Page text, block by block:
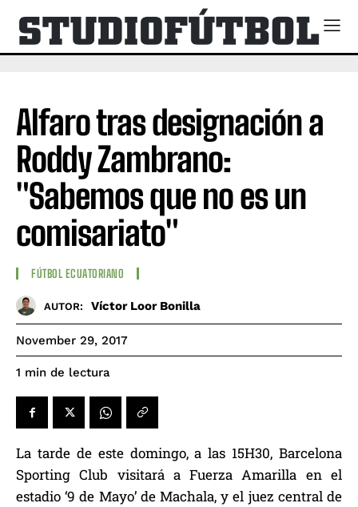
Alfaro tras designación a
Roddy Zambrano:
"Sabemos que no es un
comisariato"
FÚTBOL ECUATORIANO
AUTOR: Víctor Loor Bonilla
November 29, 2017
1 min de lectura
La tarde de este domingo, a las 15H30, Barcelona
Sporting Club visitará a Fuerza Amarilla en el
estadio ‘9 de Mayo’ de Machala, y el juez central de